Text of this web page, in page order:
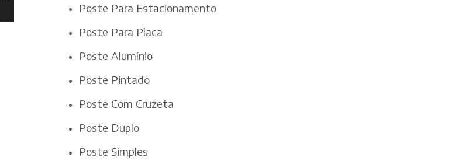
Poste Para Estacionamento
Poste Para Placa
Poste Alumínio
Poste Pintado
Poste Com Cruzeta
Poste Duplo
Poste Simples